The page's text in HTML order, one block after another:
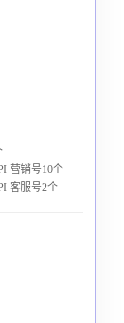
营销号10个
客服号2个